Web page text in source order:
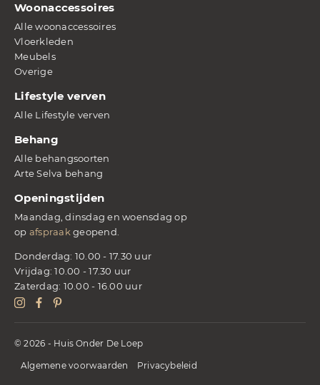
Woonaccessoires
Alle woonaccessoires
Vloerkleden
Meubels
Overige
Lifestyle verven
Alle Lifestyle verven
Behang
Alle behangsoorten
Arte Selva behang
Openingstijden
Maandag, dinsdag en woensdag op
op afspraakgeopend.
Donderdag: 10.00 - 17.30 uur
Vrijdag: 10.00 - 17.30 uur
Zaterdag: 10.00 - 16.00 uur
© 2026 - Huis Onder De Loep
Algemene voorwaarden Privacybeleid